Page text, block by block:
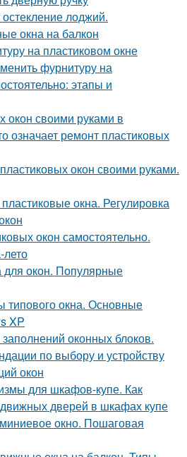
лоджий.
окна на балкон
на пластиковом окне
фурнитуру на
этапы и
окон своими руками в
означает ремонт пластиковых
окон своими руками.
окна. Регулировка
окон самостоятельно.
окон. Популярные
окна. Основные
XP
оконных блоков.
по выбору и устройству
окон
для шкафов-купе. Как
дверей в шкафах купе
окно. Пошаговая